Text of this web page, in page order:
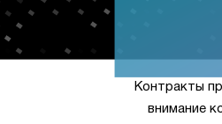
Контракты
внимание